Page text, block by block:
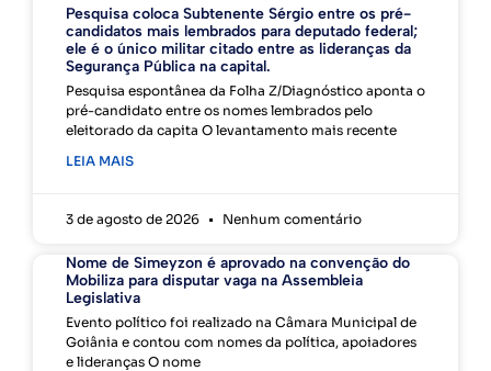
Pesquisa coloca Subtenente Sérgio entre os pré-
candidatos mais lembrados para deputado federal;
ele é o único militar citado entre as lideranças da
Segurança Pública na capital.
Pesquisa espontânea da Folha Z/Diagnóstico aponta o
pré-candidato entre os nomes lembrados pelo
eleitorado da capita O levantamento mais recente
LEIA MAIS
3 de agosto de 2026 Nenhum comentário
Nome de Simeyzon é aprovado na convenção do
Mobiliza para disputar vaga na Assembleia
Legislativa
Evento político foi realizado na Câmara Municipal de
Goiânia e contou com nomes da política, apoiadores
e lideranças O nome